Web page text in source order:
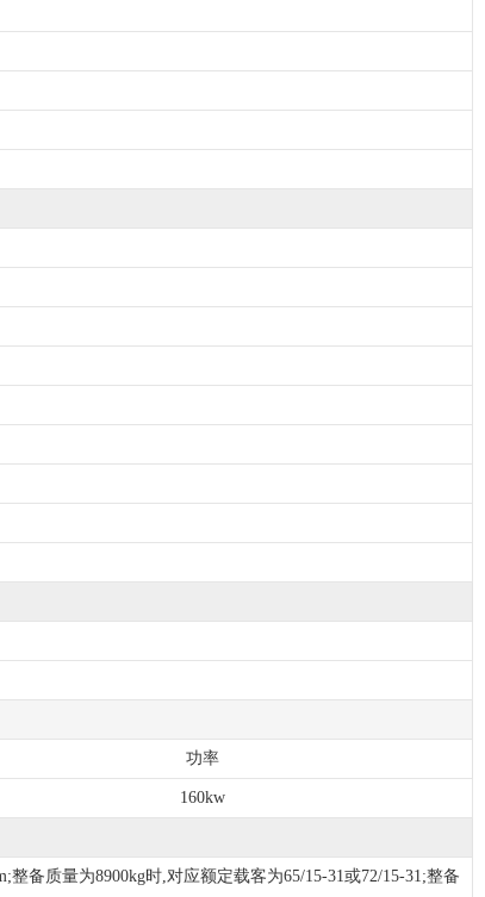
功率
160kw
备质量为8900kg时,对应额定载客为65/15-31或72/15-31;整备